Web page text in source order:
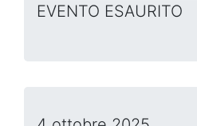
EVENTO ESAURITO